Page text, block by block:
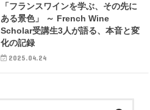
「フランスワインを学ぶ、その先に
ある景色」 ～ French Wine
Scholar受講生3人が語る、本音と変
化の記録
2025.04.24